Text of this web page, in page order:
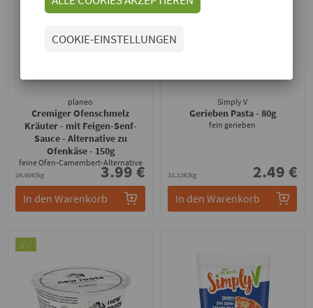
planeo
Cremiger Ofenschmelz
Kräuter - mit Feigen-Senf-
Sauce - Alternative zu
Ofenkäse- 150g
feine Ofen-Camembert-Alternative
26.60€/kg 3.99 €
In den Warenkorb
Simply V
Gerieben Pasta- 80g
fein gerieben
31.13€/kg 2.49 €
In den Warenkorb
COOKIE-EINSTELLUNGEN